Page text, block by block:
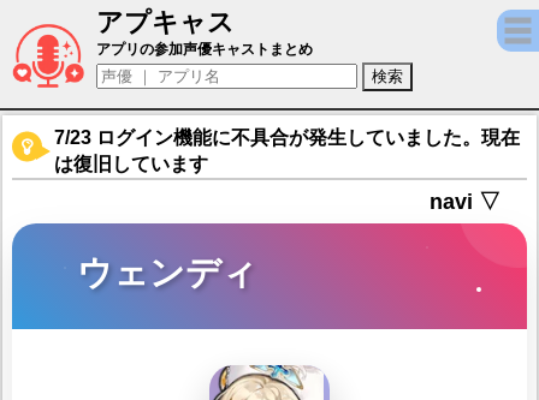
アプキャス
ウェンディ（声優：春野杏)【サンローラン
アプリの参加声優キャストまとめ
7/23 ログイン機能に不具合が発生していました。現在
は復旧しています
navi ▽
ウェンディ